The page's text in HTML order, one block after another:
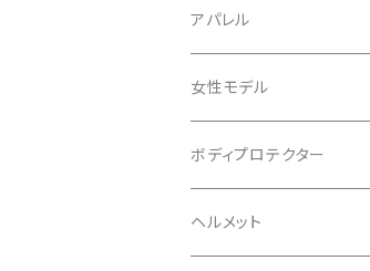
ABUS/アブス
ADEPT/アデプト
AENOMALY/アエノマリー
ALL MOUNTAIN STYLE
アパレル
Tシャツ
ジャージ
ロングスリーブ
ジャケット
女性モデル
ボディプロテクター
エルボー/肘
ヘルメット